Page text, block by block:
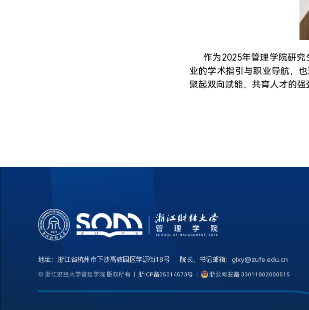
作为2025年管理学院研
业的学术指引与职业导航，
聚起双向赋能、共育人才的强
地址：浙江省杭州市下沙高教园区学源街18号 院长、书记邮箱：glxy@zufe.edu.cn
© 浙江财经大学管理学院 版权所有 | 浙ICP备05014573号 浙公网安备 33011802000515